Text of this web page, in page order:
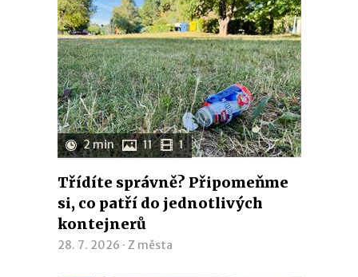
2 min 11 1
Třídíte správně? Připomeňme
si, co patří do jednotlivých
kontejnerů
28. 7. 2026 · Z města